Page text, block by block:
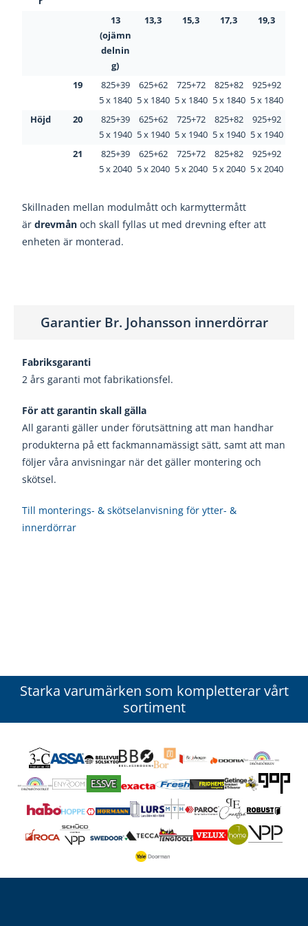
13
(ojämn
delnin
g)
13,3 15,3 17,3 19,3
19
825+39
5 x 1840
625+62
5 x 1840
725+72
5 x 1840
825+82
5 x 1840
925+92
5 x 1840
Höjd
20
825+39
5 x 1940
625+62
5 x 1940
725+72
5 x 1940
825+82
5 x 1940
925+92
5 x 1940
21
825+39
5 x 2040
625+62
5 x 2040
725+72
5 x 2040
825+82
5 x 2040
925+92
5 x 2040
Skillnaden mellan modulmått och karmyttermått
ärdrevmån och skall fyllas ut med drevning efter att
enheten är monterad.
Garantier Br. Johansson innerdörrar
Fabriksgaranti
2 års garanti mot fabrikationsfel.
För att garantin skall gälla
All garanti gäller under förutsättning att man handhar
produkterna på ett fackmannamässigt sätt, samt att man
följer våra anvisningar när det gäller montering och
skötsel.
Till monterings- & skötselanvisning för ytter- &
innerdörrar
Starka varumärken som kompletterar vårt
sortiment